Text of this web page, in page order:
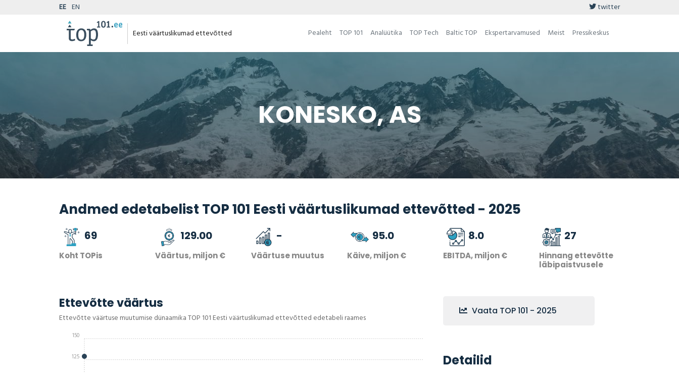
EE EN twitter
Eesti väärtuslikumad ettevõtted Pealeht TOP 101 Analüütika TOP Tech Baltic TOP Ekspertarvamused Meist Pressikeskus
KONESKO, AS
Andmed edetabelist TOP 101 Eesti väärtuslikumad ettevõtted - 2025
69
Koht TOPis
129.00
Väärtus, miljon €
-
Väärtuse muutus
95.0
Käive, miljon €
8.0
EBITDA, miljon €
27
Hinnang ettevõtte
läbipaistvusele
Ettevõtte väärtus
Ettevõtte väärtuse muutumise dünaamika TOP 101 Eesti väärtuslikumad ettevõtted edetabeli raames
125
150
Vaata TOP 101 - 2025
Detailid